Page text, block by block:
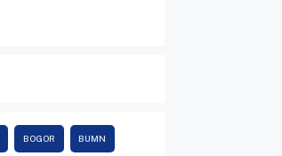
BOGOR BUMN